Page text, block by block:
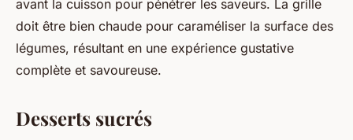
avant la cuisson pour pénétrer les saveurs. La grille
doit être bien chaude pour caraméliser la surface des
légumes, résultant en une expérience gustative
complète et savoureuse.
Desserts sucrés